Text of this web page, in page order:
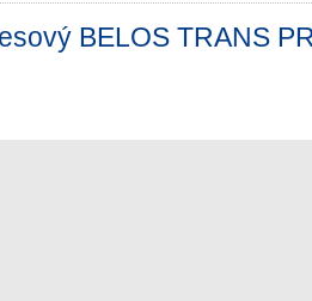
BELOS TRANS